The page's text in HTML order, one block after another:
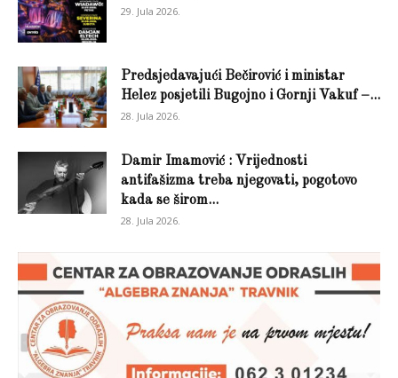
29. Jula 2026.
Predsjedavajući Bečirović i ministar
Helez posjetili Bugojno i Gornji Vakuf –...
28. Jula 2026.
Damir Imamović : Vrijednosti
antifašizma treba njegovati, pogotovo
kada se širom...
28. Jula 2026.